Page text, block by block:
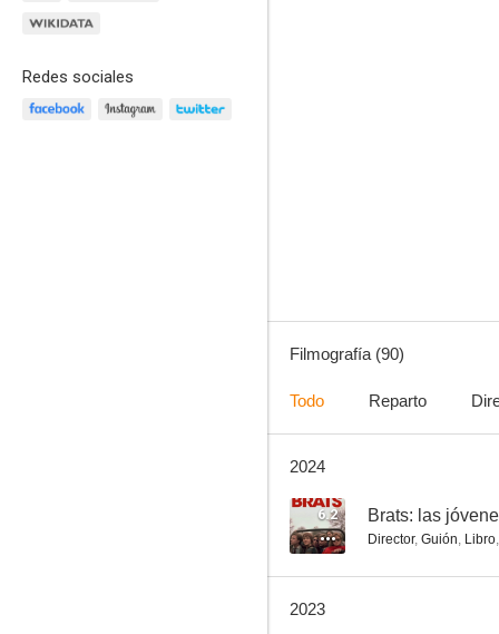
Redes sociales
Orange Is the New Black
8.6
Filmografía (90)
Todo Reparto
2024
6.2 Brats: las
Director, Guión, Libro
2023